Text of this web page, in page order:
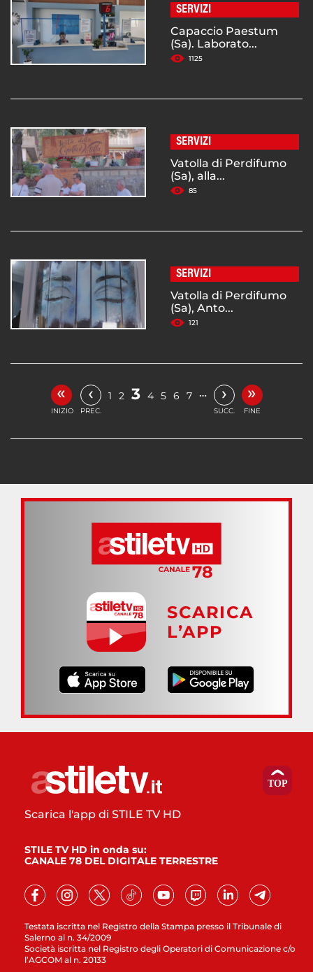
SERVIZI
Capaccio Paestum
(Sa). Laborato...
1125
SERVIZI
Vatolla di Perdifumo
(Sa), alla...
85
SERVIZI
Vatolla di Perdifumo
(Sa), Anto...
121
«
INIZIO
‹
PREC.
1 2 3 4 5 6 7 … ›
SUCC.
»
FINE
SCARICA
L’APP
Testata iscritta nel Registro della Stampa presso il Tribunale di
Salerno al n. 34/2009
Società iscritta nel Registro degli Operatori di Comunicazione c/o
l’AGCOM al n. 20133
Scarica l'app di STILE TV HD
STILE TV HD in onda su:
CANALE 78 DEL DIGITALE TERRESTRE